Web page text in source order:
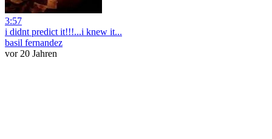
3:57
i didnt predict it!!!...i knew it...
basil fernandez
vor 20 Jahren